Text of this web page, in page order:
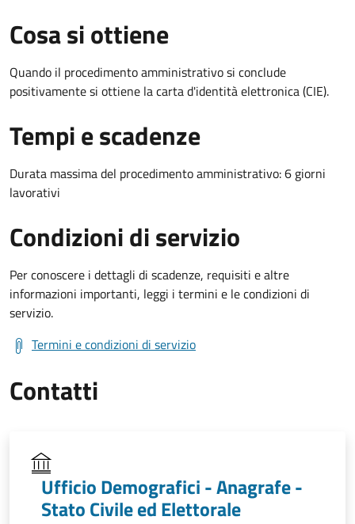
Cosa si ottiene
Quando il procedimento amministrativo si conclude
positivamente si ottiene la carta d'identità elettronica (CIE).
Tempi e scadenze
Durata massima del procedimento amministrativo: 6 giorni
lavorativi
Condizioni di servizio
Per conoscere i dettagli di scadenze, requisiti e altre
informazioni importanti, leggi i termini e le condizioni di
servizio.
Termini e condizioni di servizio
Contatti
Ufficio Demografici - Anagrafe -
Stato Civile ed Elettorale